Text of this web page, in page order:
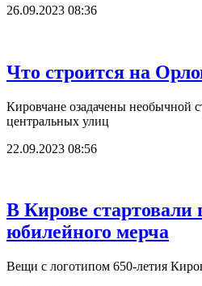
26.09.2023 08:36
Что строится на
Кировчане озадачены необычной
центральных улиц
22.09.2023 08:56
В Кирове стартовали
юбилейного мерча
Вещи с логотипом 650-летия